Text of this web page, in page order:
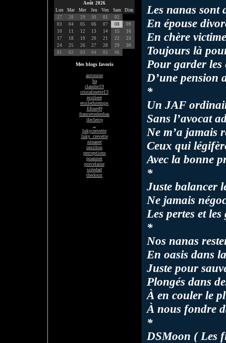
Août 2026
Lun
Mar Mer Jeu Ven Sam
Dim
27
28 29 30 01
02
03
04 05 06 07 08
09
10
11 12 13 14 15
16
17
18 19 20 21 22
23
24
25 26 27 28 29
30
01
02 03 04 05 06
Mes blogs favoris
antonine
ba
claudie19
cristalinette13
ecoliere
etoiledutemps
fifine49
francettedenbas
jleclercq
lukycrevette
luky_crevette
ninanet
omillou
perceptions
poaimer
porcelaine
soledad
thedoux
Les nanas sont
En épouse
En chère
Toujours là
Pour garder les
D’une
*
Un JAF
Sans l’avocat
Ne m’a jamais
Ceux qui
Avec la bonne
*
Juste balancer
Ne jamais
Les pertes et
*
Nos nanas
En oasis dans
Juste pour
Plongés dans
À en couler le
À nous fondre
*
DSMoon ( Les